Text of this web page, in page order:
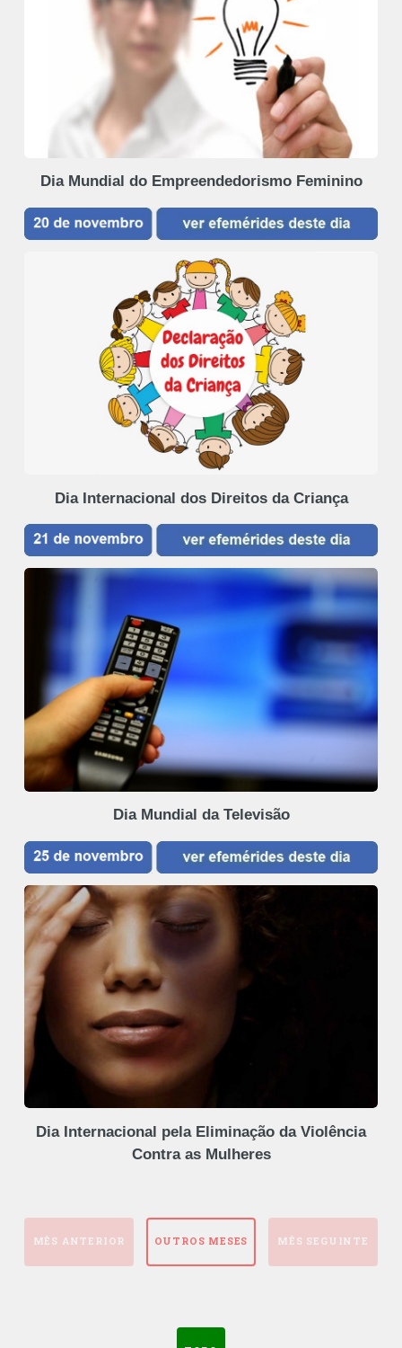
Dia Mundial do Empreendedorismo Feminino
Dia Internacional dos Direitos da Criança
Dia Mundial da Televisão
Dia Internacional pela Eliminação da Violência
Contra as Mulheres
MÊS ANTERIOR OUTROS MESES MÊS SEGUINTE